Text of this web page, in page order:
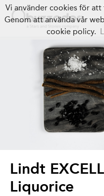
Lindt
Liquorice
Vi använder cookies för
Genom att använda vår
cookie policy.